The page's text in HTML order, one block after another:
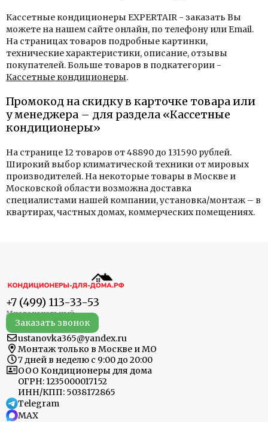
Кассетные кондиционеры EXPERTAIR - заказать Вы
можете на нашем сайте онлайн, по телефону или Email.
На страницах товаров подробные картинки,
технические характеристики, описание, отзывы
покупателей. Больше товаров в подкатегории -
Кассетные кондиционеры.
Промокод на скидку в карточке товара или
у менеджера – для раздела «Кассетные
кондиционеры»
На странице 12 товаров от 48890 до 131590 рублей.
Широкий выбор климатической техники от мировых
производителей. На некоторые товары в Москве и
Московской области возможна доставка
специалистами нашей компании, установка/монтаж – в
квартирах, частных домах, коммерческих помещениях.
+7 (499) 113-33-53
Заказать звонок
ustanovka365@yandex.ru
Монтаж только в Москве и МО
7 дней в неделю с 9:00 до 20:00
ООО Кондиционеры для дома
ОГРН: 1235000017152
ИНН/КПП: 5038172865
Telegram
MAX